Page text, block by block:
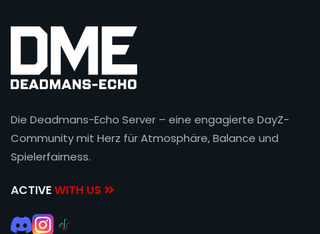
Die Deadmans-Echo Server – eine engagierte DayZ-
Community mit Herz für Atmosphäre, Balance und
Spielerfairness.
ACTIVEWITH US